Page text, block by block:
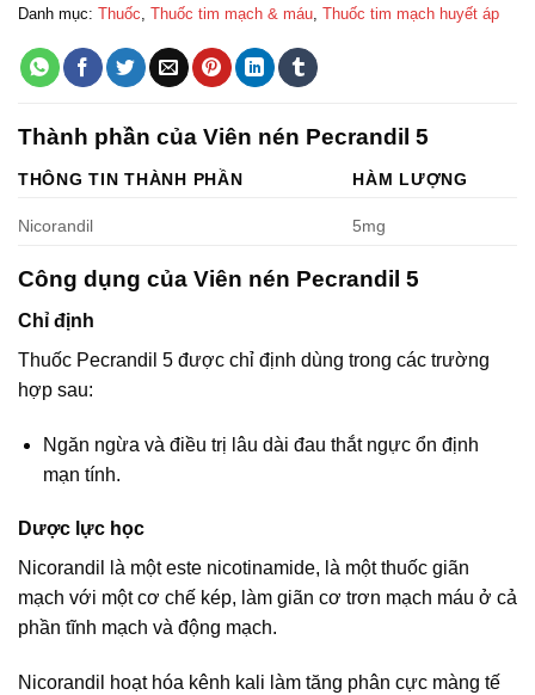
Danh mục: Thuốc Thuốc tim mạch & máu Thuốc tim mạch huyết áp
Thành phần của Viên nén Pecrandil 5
THÔNG TIN THÀNH PHẦN HÀM LƯỢNG
Nicorandil 5mg
Công dụng của Viên nén Pecrandil 5
Chỉ định
Thuốc Pecrandil 5 được chỉ định dùng trong các trường
hợp sau:
Ngăn ngừa và điều trị lâu dài đau thắt ngực ổn định
mạn tính.
Dược lực học
Nicorandil là một este nicotinamide, là một thuốc giãn
mạch với một cơ chế kép, làm giãn cơ trơn mạch máu ở cả
phần tĩnh mạch và động mạch.
Nicorandil hoạt hóa kênh kali làm tăng phân cực màng tế